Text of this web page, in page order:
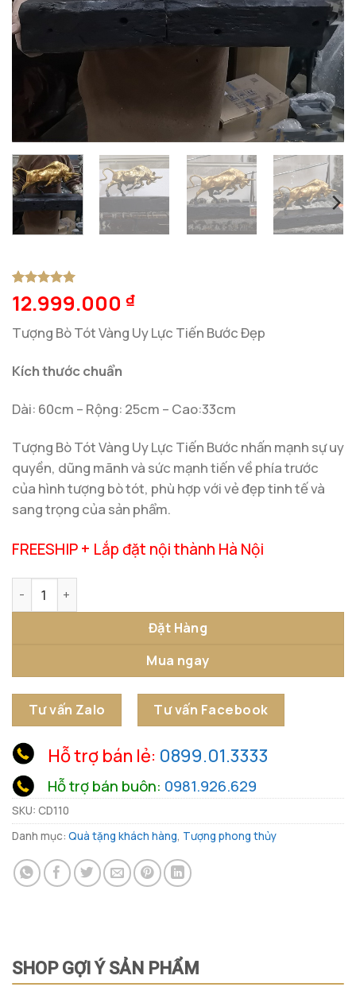
5trên 5
dựa trên
1
12.999.000 ₫
Tượng Bò Tót Vàng Uy Lực Tiến Bước Đẹp
Kích thước chuẩn
Dài: 60cm – Rộng: 25cm – Cao:33cm
Tượng Bò Tót Vàng Uy Lực Tiến Bước nhấn mạnh sự uy
quyền, dũng mãnh và sức mạnh tiến về phía trước
của hình tượng bò tót, phù hợp với vẻ đẹp tinh tế và
sang trọng của sản phẩm.
FREESHIP + Lắp đặt nội thành Hà Nội
Tượng Bò Tót Vàng Uy Lực Tiến Bước số lượng
Đặt Hàng
Mua ngay
Tư vấn Zalo Tư vấn Facebook
Hỗ trợ bán lẻ: 0899.01.3333
Hỗ trợ bán buôn: 0981.926.629
SKU: CD110
Danh mục: Quà tặng khách hàng, Tượng phong thủy
SHOP GỢI Ý SẢN PHẨM